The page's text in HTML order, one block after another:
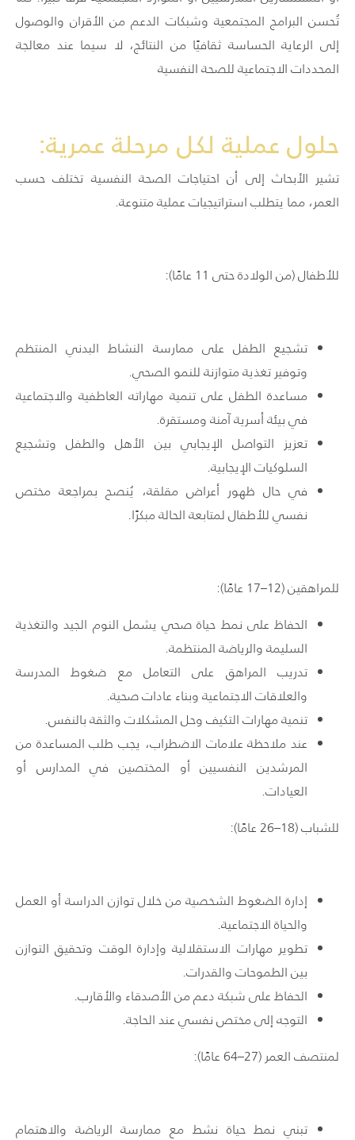
تُحسن البرامج المجتمعية وشبكات الدعم من الأقران والوصول
إلى الرعاية الحساسة ثقافيًا من النتائج، لا سيما عند معالجة
المحددات الاجتماعية للصحة النفسية
حلول عملية لكل مرحلة عمرية:
تشير الأبحاث إلى أن احتياجات الصحة النفسية تختلف حسب
العمر، مما يتطلب استراتيجيات عملية متنوعة.
للأطفال (من الولادة حتى 11 عامًا):
تشجيع الطفل على ممارسة النشاط البدني المنتظم
وتوفير تغذية متوازنة للنمو الصحي.
مساعدة الطفل على تنمية مهاراته العاطفية والاجتماعية
في بيئة أسرية آمنة ومستقرة.
تعزيز التواصل الإيجابي بين الأهل والطفل وتشجيع
السلوكيات الإيجابية.
في حال ظهور أعراض مقلقة، يُنصح بمراجعة مختص
نفسي للأطفال لمتابعة الحالة مبكرًا.
للمراهقين (12–17 عامًا):
الحفاظ على نمط حياة صحي يشمل النوم الجيد والتغذية
السليمة والرياضة المنتظمة.
تدريب المراهق على التعامل مع ضغوط المدرسة
والعلاقات الاجتماعية وبناء عادات صحية.
تنمية مهارات التكيف وحل المشكلات والثقة بالنفس.
عند ملاحظة علامات الاضطراب، يجب طلب المساعدة من
المرشدين النفسيين أو المختصين في المدارس أو
العيادات.
للشباب (18–26 عامًا):
إدارة الضغوط الشخصية من خلال توازن الدراسة أو العمل
والحياة الاجتماعية.
تطوير مهارات الاستقلالية وإدارة الوقت وتحقيق التوازن
بين الطموحات والقدرات.
الحفاظ على شبكة دعم من الأصدقاء والأقارب.
التوجه إلى مختص نفسي عند الحاجة.
لمنتصف العمر (27–64 عامًا):
تبني نمط حياة نشط مع ممارسة الرياضة والاهتمام